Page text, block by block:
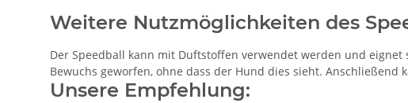
Weitere Nutzmöglichkeiten des
Der Speedball kann mit Duftstoffen verwendet werden und
Bewuchs geworfen, ohne dass der Hund dies sieht.
Unsere Empfehlung: